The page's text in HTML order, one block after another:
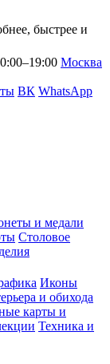
быстрее и
Москва
ВК WhatsApp
и медали
Столовое
Иконы
и обихода
карты и
Техника и